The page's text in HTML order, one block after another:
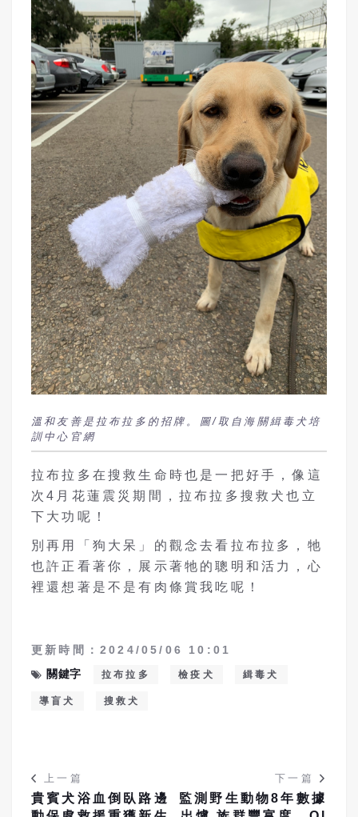
溫和友善是拉布拉多的招牌。圖/取自海關緝毒犬培
訓中心官網
拉布拉多在搜救生命時也是一把好手，像這
次4月花蓮震災期間，拉布拉多搜救犬也立
下大功呢！
別再用「狗大呆」的觀念去看拉布拉多，牠
也許正看著你，展示著牠的聰明和活力，心
裡還想著是不是有肉條賞我吃呢！
更新時間：2024/05/06 10:01
關鍵字
拉布拉多 檢疫犬 緝毒犬
導盲犬 搜救犬
上一篇
貴賓犬浴血倒臥路邊
下一篇
監測野生動物8年數據